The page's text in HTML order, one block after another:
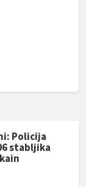
Policija
stabljika